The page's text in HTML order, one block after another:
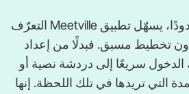
عندما يكون الوقت محدودًا، يسهّل تطبيق ‎Meetville‎ التعرّف
تخطيط مسبق. فبدلًا من إعداد
سريعًا إلى دردشة نصية أو
التي تريدها في تلك اللحظة. إنها